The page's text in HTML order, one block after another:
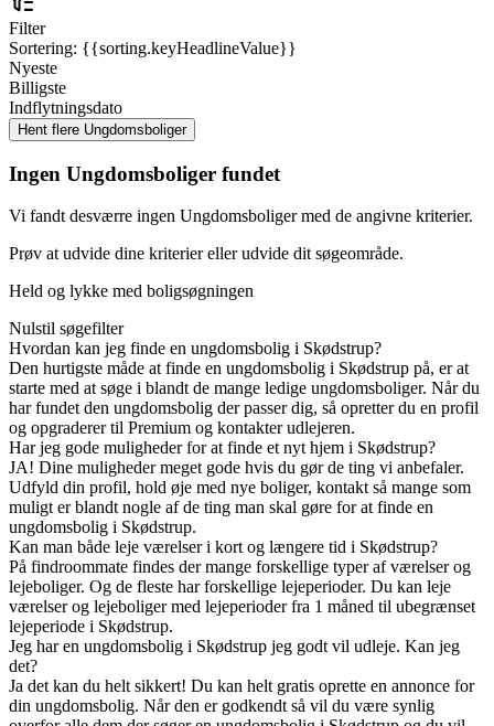
Filter
Sortering: {{sorting.keyHeadlineValue}}
Nyeste
Billigste
Indflytningsdato
Ingen Ungdomsboliger fundet
Vi fandt desværre ingen Ungdomsboliger med de angivne kriterier.
Prøv at udvide dine kriterier eller udvide dit søgeområde.
Held og lykke med boligsøgningen
Nulstil søgefilter
Hvordan kan jeg finde en ungdomsbolig i Skødstrup?
Den hurtigste måde at finde en ungdomsbolig i Skødstrup på, er at
starte med at søge i blandt de mange ledige ungdomsboliger. Når du
har fundet den ungdomsbolig der passer dig, så opretter du en profil
og opgraderer til Premium og kontakter udlejeren.
Har jeg gode muligheder for at finde et nyt hjem i Skødstrup?
JA! Dine muligheder meget gode hvis du gør de ting vi anbefaler.
Udfyld din profil, hold øje med nye boliger, kontakt så mange som
muligt er blandt nogle af de ting man skal gøre for at finde en
ungdomsbolig i Skødstrup.
Kan man både leje værelser i kort og længere tid i Skødstrup?
På findroommate findes der mange forskellige typer af værelser og
lejeboliger. Og de fleste har forskellige lejeperioder. Du kan leje
værelser og lejeboliger med lejeperioder fra 1 måned til ubegrænset
lejeperiode i Skødstrup.
Jeg har en ungdomsbolig i Skødstrup jeg godt vil udleje. Kan jeg
det?
Ja det kan du helt sikkert! Du kan helt gratis oprette en annonce for
din ungdomsbolig. Når den er godkendt så vil du være synlig